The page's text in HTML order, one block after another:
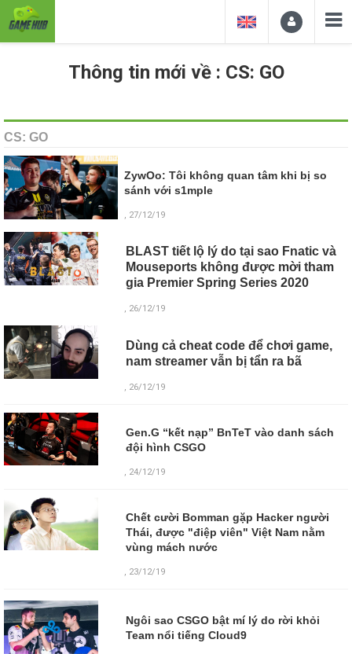
Thông tin mới về : CS: GO
CS: GO
ZywOo: Tôi không quan tâm khi bị so
sánh với s1mple
, 27/12/19
BLAST tiết lộ lý do tại sao Fnatic và
Mouseports không được mời tham
gia Premier Spring Series 2020
, 26/12/19
Dùng cả cheat code để chơi game,
nam streamer vẫn bị tẩn ra bã
, 26/12/19
Gen.G “kết nạp” BnTeT vào danh sách
đội hình CSGO
, 24/12/19
Chết cười Bomman gặp Hacker người
Thái, được "điệp viên" Việt Nam nằm
vùng mách nước
, 23/12/19
Ngôi sao CSGO bật mí lý do rời khỏi
Team nổi tiếng Cloud9